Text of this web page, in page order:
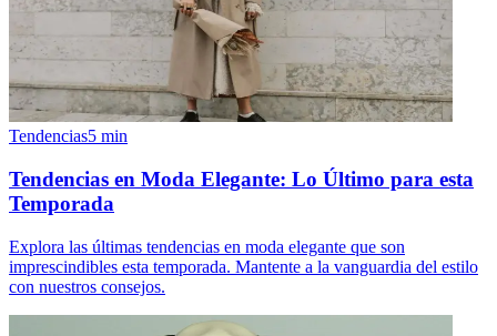
Tendencias5 min
Tendencias en Moda Elegante: Lo Último para esta
Temporada
Explora las últimas tendencias en moda elegante que son
imprescindibles esta temporada. Mantente a la vanguardia del estilo
con nuestros consejos.